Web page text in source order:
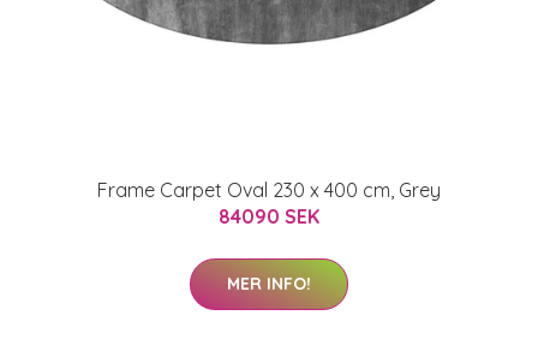
Frame Carpet Oval 230 x 400 cm, Grey
84090 SEK
MER INFO!